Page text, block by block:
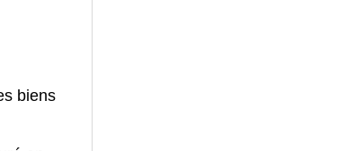
biens